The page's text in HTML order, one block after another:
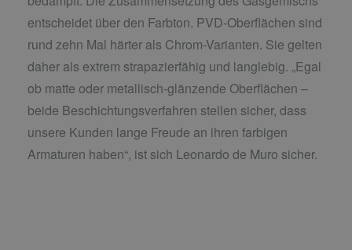
entscheidet über den Farbton. PVD-Oberflächen sind
rund zehn Mal härter als Chrom-Varianten. Sie gelten
daher als extrem strapazierfähig und langlebig. „Egal
ob matte oder metallisch-glänzende Oberflächen –
beide Beschichtungsverfahren stellen sicher, dass
unsere Kunden lange Freude an ihren farbigen
Armaturen haben“, ist sich Leonardo de Muro sicher.